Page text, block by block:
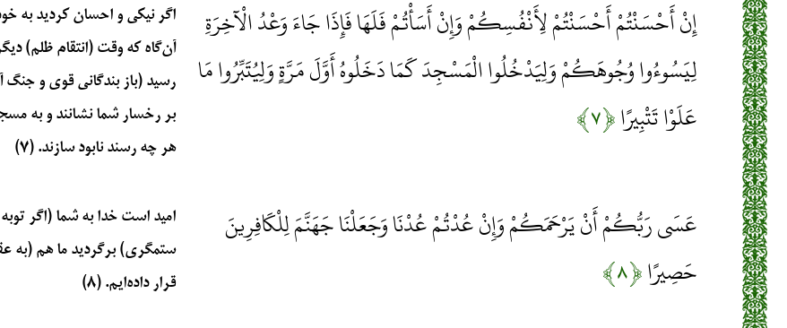
إِنْ أَحْسَنْتُمْ أَحْسَنْتُمْ لِأَنْفُسِكُمْ وَإِنْ أَسَأْتُمْ فَلَهَا فَإِذَا جَاءَ وَعْدُ الْآخِرَةِ
لِيَسُوءُوا وُجُوهَكُمْ وَلِيَدْخُلُوا الْمَسْجِدَ كَمَا دَخَلُوهُ أَوَّلَ مَرَّةٍ وَلِيُتَبِّرُوا مَا
عَلَوْا تَتْبِيرًا﴿۷﴾
اگر نیکی و احسان کردید به
آن‌گاه که وقت (انتقام ظلم)
رسید (باز بندگانی قوی و جنگ
بر رخسار شما نشانند و به
هر چه رسند نابود سازند. (۷)
عَسَى رَبُّكُمْ أَنْ يَرْحَمَكُمْ وَإِنْ عُدْتُمْ عُدْنَا وَجَعَلْنَا جَهَنَّمَ لِلْكَافِرِينَ
حَصِيرًا﴿۸﴾
امید است خدا به شما (اگر
ستمگری) برگردید ما هم (به
قرار داده‌ایم. (۸)